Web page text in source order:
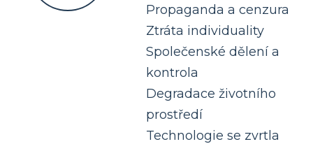
Propaganda a cenzura
Ztráta individuality
Společenské dělení a
kontrola
Degradace životního
prostředí
Technologie se zvrtla